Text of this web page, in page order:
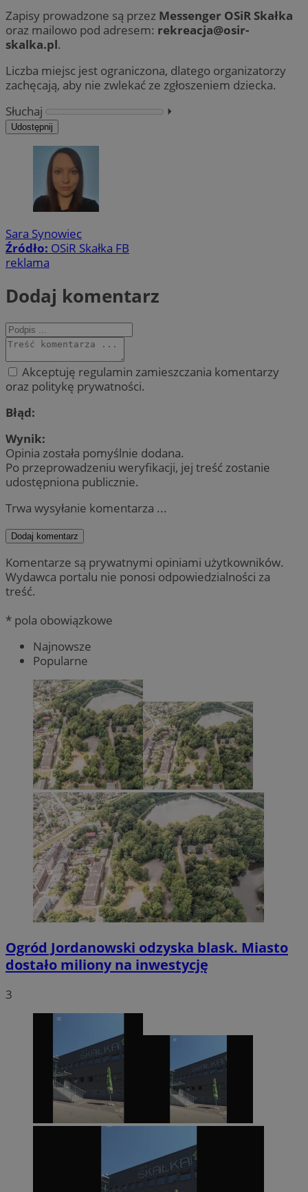
Zapisy prowadzone są przez Messenger OSiR Skałka
oraz mailowo pod adresem: rekreacja@osir-
skalka.pl.
Liczba miejsc jest ograniczona, dlatego organizatorzy
zachęcają, aby nie zwlekać ze zgłoszeniem dziecka.
Słuchaj
⏵︎
Udostępnij
Sara Synowiec
Źródło: OSiR Skałka FB
reklama
Dodaj komentarz
Akceptuję regulamin zamieszczania komentarzy
oraz politykę prywatności.
Błąd:
Wynik:
Opinia została pomyślnie dodana.
Po przeprowadzeniu weryfikacji, jej treść zostanie
udostępniona publicznie.
Trwa wysyłanie komentarza ...
Dodaj komentarz
Komentarze są prywatnymi opiniami użytkowników.
Wydawca portalu nie ponosi odpowiedzialności za
treść.
* pola obowiązkowe
Najnowsze
Popularne
Ogród Jordanowski odzyska blask. Miasto
dostało miliony na inwestycję
3